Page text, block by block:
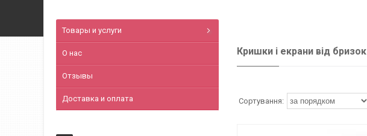
Кришки і екрани від бризок
Товары и услуги
О нас
Отзывы
Доставка и оплата